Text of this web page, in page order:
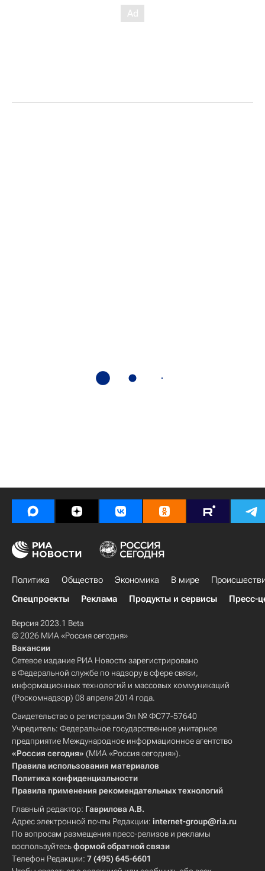
Политика Общество Экономика В мире
Спецпроекты
Реклама Продукты и сервисы Пресс-
Версия 2023.1 Beta
© 2026 МИА «Россия сегодня»
Вакансии
Сетевое издание РИА Новости зарегистрировано
в Федеральной службе по надзору в сфере связи,
информационных технологий и массовых коммуникаций
(Роскомнадзор) 08 апреля 2014 года.
Свидетельство о регистрации Эл № ФС77-57640
Учредитель: Федеральное государственное унитарное
предприятие Международное информационное агентство
«Россия сегодня» (МИА «Россия сегодня»).
Правила использования материалов
Политика конфиденциальности
Правила применения рекомендательных технологий
Главный редактор: Гаврилова А.В.
Адрес электронной почты Редакции: internet-group@ria.ru
По вопросам размещения пресс-релизов и рекламы
воспользуйтесьформой обратной связи
Телефон Редакции: 7 (495) 645-6601